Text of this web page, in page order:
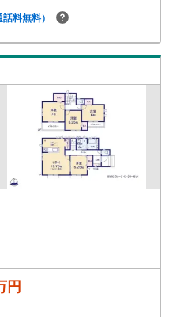
話料無料）
円